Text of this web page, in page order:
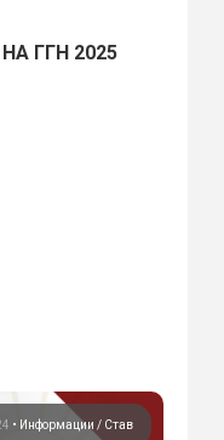
ГГН 2025
• Информации Став